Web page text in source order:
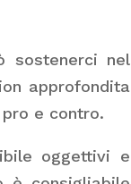
sostenerci nel
approfondita
e contro.
oggettivi e